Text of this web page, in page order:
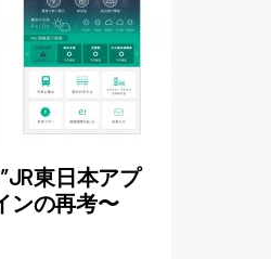
東日本アプ
ンの再考〜